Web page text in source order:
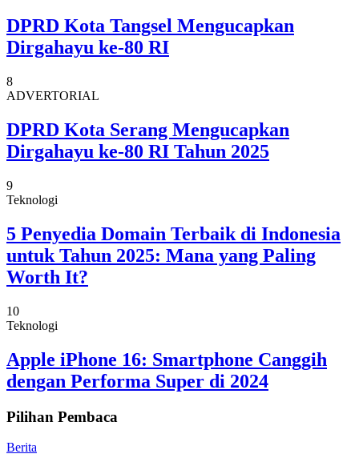
DPRD Kota Tangsel Mengucapkan
Dirgahayu ke-80 RI
8
ADVERTORIAL
DPRD Kota Serang Mengucapkan
Dirgahayu ke-80 RI Tahun 2025
9
Teknologi
5 Penyedia Domain Terbaik di Indonesia
untuk Tahun 2025: Mana yang Paling
Worth It?
10
Teknologi
Apple iPhone 16: Smartphone Canggih
dengan Performa Super di 2024
Pilihan Pembaca
Berita